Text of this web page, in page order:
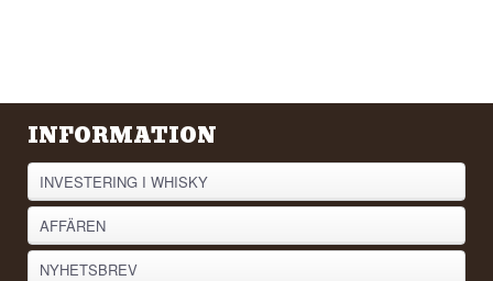
INFORMATION
INVESTERING I WHISKY
AFFÄREN
NYHETSBREV